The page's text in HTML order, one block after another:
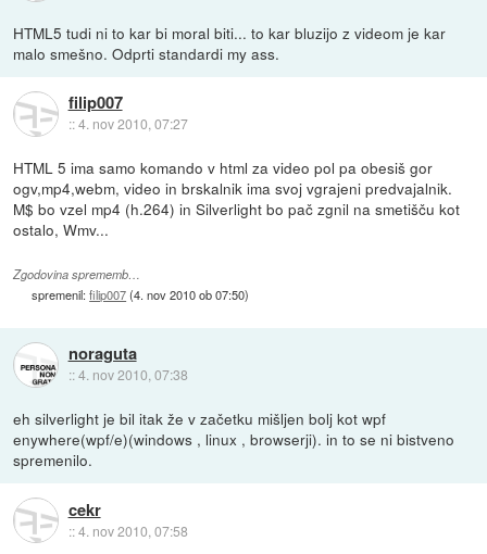
HTML5 tudi ni to kar bi moral biti... to kar bluzijo z videom je kar
malo smešno. Odprti standardi my ass.
filip007
::4. nov 2010, 07:27
HTML 5 ima samo komando v html za video pol pa obesiš gor
ogv,mp4,webm, video in brskalnik ima svoj vgrajeni predvajalnik.
M$ bo vzel mp4 (h.264) in Silverlight bo pač zgnil na smetišču kot
ostalo, Wmv...
Zgodovina sprememb…
spremenil:filip007(4. nov 2010 ob 07:50)
noraguta
::4. nov 2010, 07:38
eh silverlight je bil itak že v začetku mišljen bolj kot wpf
enywhere(wpf/e)(windows , linux , browserji). in to se ni bistveno
spremenilo.
cekr
::4. nov 2010, 07:58